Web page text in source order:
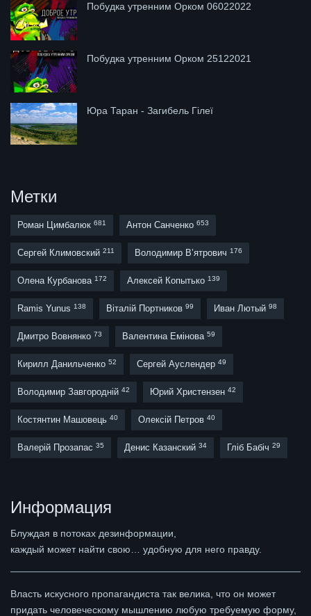
Побудка утренним Орком 06022022
Побудка утренним Орком 25122021
Юра Таран - Загибель Гілеї
Метки
Роман Цимбалюк 681 Антон Санченко 653
Сергей Климовский 211 Володимир В’ятрович 176
Олена Курбанова 172 Алексей Копытько 139
Ramis Yunus 138 Віталій Портников 99 Иван Лютый 98
Дмитро Вовнянко 73 Валентина Емінова 59
Кирилл Данильченко 52 Сергей Ауслендер 49
Володимир Завгородній 42 Юрий Христензен 42
Костянтин Машовець 40 Олексій Петров 40
Валерій Прозапас 35 Денис Казанский 34 Гліб Бабіч 29
Информация
Блуждая в потоках дезинформации,
каждый может найти свою… удобную для него правду.
Власть искусного пропагандиста так велика, что он может
придать человеческому мышлению любую требуемую форму,